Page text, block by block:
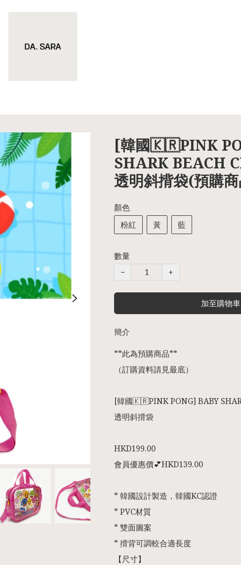
[韓國🇰🇷PINK
SHARK BEACH
透明斜揹袋(預購商
顏色
粉紅
黃 藍
數量
−
+
加至購物車
簡介
**此為預購商品**
（訂購資料請見最底）
[韓國🇰🇷PINK PONG] BABY
透明斜揹袋
HKD199.00
會員優惠價💕HKD139.00
* 韓國設計製造，韓國KC認證
* PVC材質
* 雙面圖案
* 揹背可調較合適長度
【尺寸】